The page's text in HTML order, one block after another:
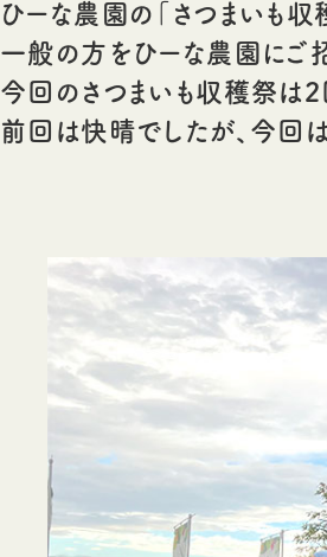
ひーな農園の「さつまいも収
一般の方をひーな農園にご
今回のさつまいも収穫祭は2
前回は快晴でしたが、今回